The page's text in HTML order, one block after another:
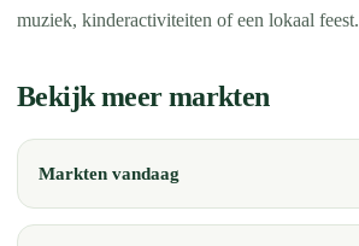
muziek, kinderactiviteiten of een lokaal feest.
Bekijk meer markten
Markten vandaag